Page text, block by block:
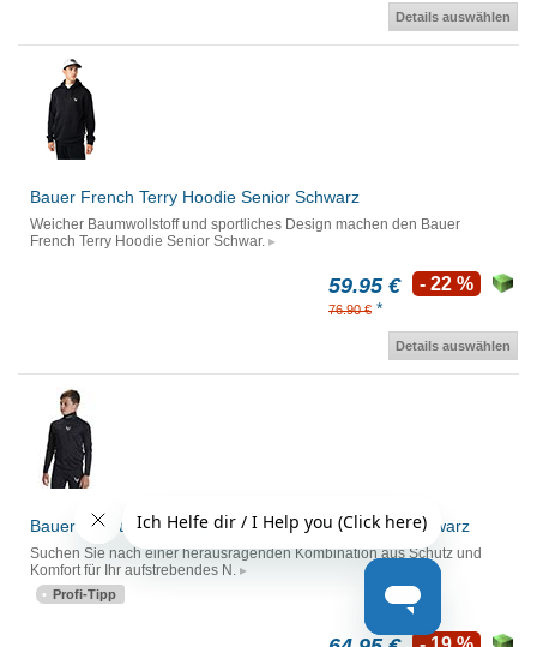
Details auswählen
Bauer French Terry Hoodie Senior Schwarz
Weicher Baumwollstoff und sportliches Design machen den Bauer
French Terry Hoodie Senior Schwar.
59.95 €
76.90 € *
- 22 %
Details auswählen
Bauer Oberteil mit integriertem Halsschutz Junior schwarz
Suchen Sie nach einer herausragenden Kombination aus Schutz und
Komfort für Ihr aufstrebendes N.
Profi-Tipp